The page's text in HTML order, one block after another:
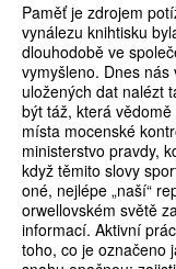
Paměť je zdrojem
vynálezu knihtisku
dlouhodobě ve
vymyšleno. Dnes
uložených dat nalézt
být táž, která
místa mocenské
ministerstvo pravdy,
když těmito slovy
oné, nejlépe „naší“
orwellovském světě
informací. Aktivní
toho, co je označeno